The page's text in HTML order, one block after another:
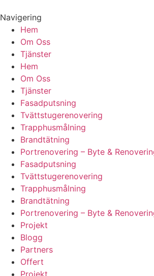
Navigering
Hem
Om Oss
Tjänster
Hem
Om Oss
Tjänster
Fasadputsning
Tvättstugerenovering
Trapphusmålning
Brandtätning
Portrenovering – Byte &
Fasadputsning
Tvättstugerenovering
Trapphusmålning
Brandtätning
Portrenovering – Byte &
Projekt
Blogg
Partners
Offert
Projekt